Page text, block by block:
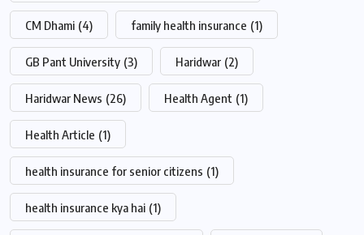
CM Dhami (4) family health insurance (1)
GB Pant University (3) Haridwar (2)
Haridwar News (26) Health Agent (1)
Health Article (1)
health insurance for senior citizens (1)
health insurance kya hai (1)